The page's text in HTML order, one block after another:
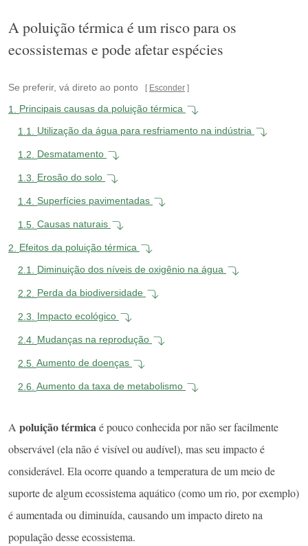
A poluição térmica é um risco para os
ecossistemas e pode afetar espécies
Se preferir, vá direto ao ponto Esconder
1.
Principais causas da poluição térmica
1.1.
Utilização da água para resfriamento na indústria
1.2. Desmatamento
1.3. Erosão do solo
1.4. Superfícies pavimentadas
1.5. Causas naturais
2.
Efeitos da poluição térmica
2.1.
Diminuição dos níveis de oxigênio na água
2.2. Perda da biodiversidade
2.3. Impacto ecológico
2.4. Mudanças na reprodução
2.5. Aumento de doenças
2.6. Aumento da taxa de metabolismo
A poluição térmica é pouco conhecida por não ser facilmente
observável (ela não é visível ou audível), mas seu impacto é
considerável. Ela ocorre quando a temperatura de um meio de
suporte de algum ecossistema aquático (como um rio, por exemplo)
é aumentada ou diminuída, causando um impacto direto na
população desse ecossistema.